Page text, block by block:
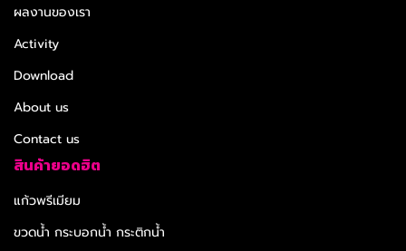
ผลงานของเรา
Activity
Download
About us
Contact us
สินค้ายอดฮิต
แก้วพรีเมียม
ขวดน้ำ กระบอกน้ำ กระติกน้ำ